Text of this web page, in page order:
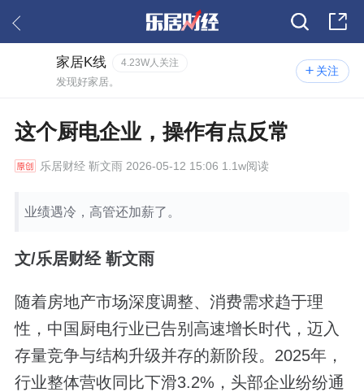
关注
家居K线 4.23W人关注
发现好家居。
这个厨电企业，操作有点反常
乐居财经靳文雨 2026-05-12 15:06 1.1w阅读
业绩遇冷，高管还加薪了。
文/乐居财经 靳文雨
随着房地产市场深度调整、消费需求趋于理
性，中国厨电行业已告别高速增长时代，迈入
存量竞争与结构升级并存的新阶段。2025年，
行业整体营收同比下滑3.2%，头部企业纷纷通